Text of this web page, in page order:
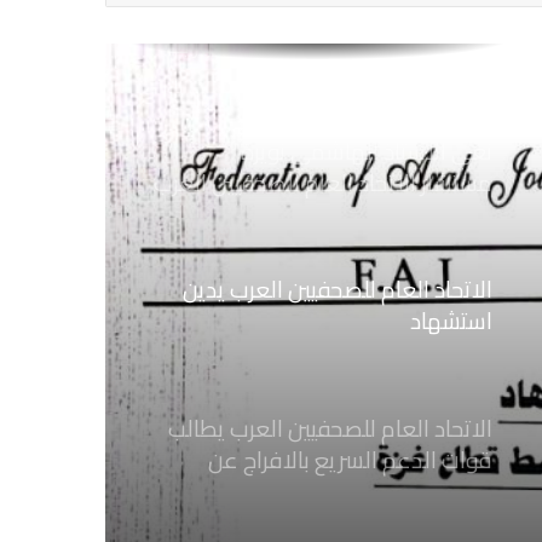
مستشار الاتحاد العام للصحفيين العرب
الاتحاد العام للصحفيين العرب يدين
استشهاد
ثلاثة صحفيين فلسطينيين باستهداف
إسرائيلي وسط قطاع غزة
الاتحاد العام للصحفيين العرب يطالب
قوات الدعم السريع بالافراج عن
الصحفيين السودانيين المعتقلين لديها
الاتحاد العام للصحفيين العرب
اجتماع الأمانة العامة اكتوبر 2025